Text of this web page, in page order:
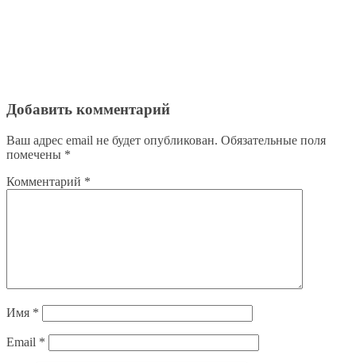
Добавить комментарий
Ваш адрес email не будет опубликован. Обязательные поля
помечены *
Комментарий *
Имя *
Email *